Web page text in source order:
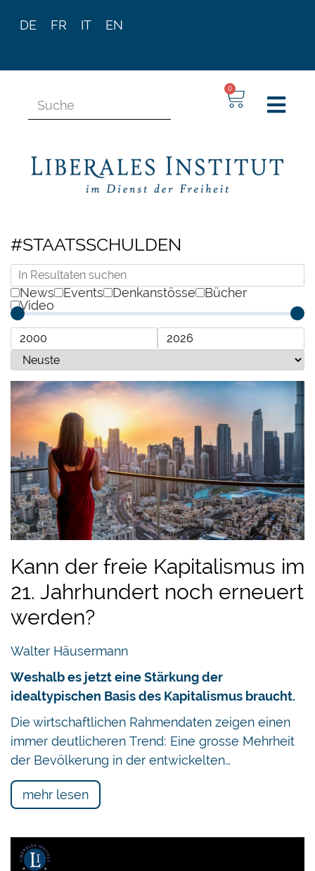
DE FR IT EN
0
#STAATSSCHULDEN
News Events Denkanstösse
Bücher
Video
Kann der freie Kapitalismus im
21. Jahrhundert noch erneuert
werden?
Walter Häusermann
Weshalb es jetzt eine Stärkung der
idealtypischen Basis des Kapitalismus braucht.
Die wirtschaftlichen Rahmendaten zeigen einen
immer deutlicheren Trend: Eine grosse Mehrheit
der Bevölkerung in der entwickelten…
mehr lesen